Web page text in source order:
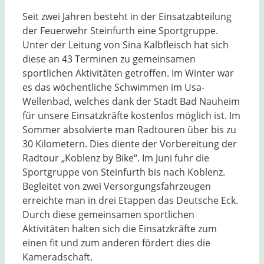
Seit zwei Jahren besteht in der Einsatzabteilung
der Feuerwehr Steinfurth eine Sportgruppe.
Unter der Leitung von Sina Kalbfleisch hat sich
diese an 43 Terminen zu gemeinsamen
sportlichen Aktivitäten getroffen. Im Winter war
es das wöchentliche Schwimmen im Usa-
Wellenbad, welches dank der Stadt Bad Nauheim
für unsere Einsatzkräfte kostenlos möglich ist. Im
Sommer absolvierte man Radtouren über bis zu
30 Kilometern. Dies diente der Vorbereitung der
Radtour „Koblenz by Bike“. Im Juni fuhr die
Sportgruppe von Steinfurth bis nach Koblenz.
Begleitet von zwei Versorgungsfahrzeugen
erreichte man in drei Etappen das Deutsche Eck.
Durch diese gemeinsamen sportlichen
Aktivitäten halten sich die Einsatzkräfte zum
einen fit und zum anderen fördert dies die
Kameradschaft.